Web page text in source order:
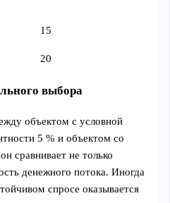
15
20
выбора
объектом с условной
5 % и объектом со
сравнивает не только
денежного потока. Иногда
спросе оказывается